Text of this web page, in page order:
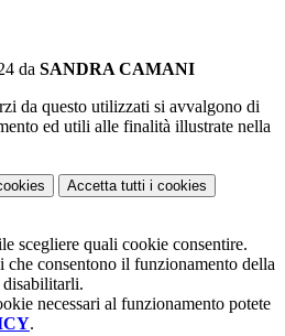
da SANDRA CAMANI
da questo utilizzati si avvalgono di
ed utili alle finalità illustrate nella
Accetta tutti i cookies
scegliere quali cookie consentire.
che consentono il funzionamento della
disabilitarli.
necessari al funzionamento potete
.